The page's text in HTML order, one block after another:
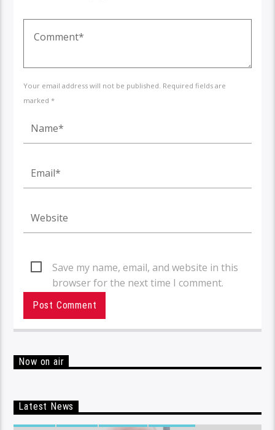
Your email address will not be published. Required fields are
marked *
Save my name, email, and website in this
browser for the next time I comment.
Now on air
Latest News